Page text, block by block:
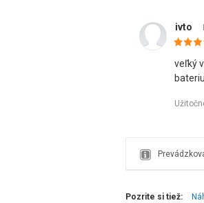
ivto
veľký
Pozrite si tiež: